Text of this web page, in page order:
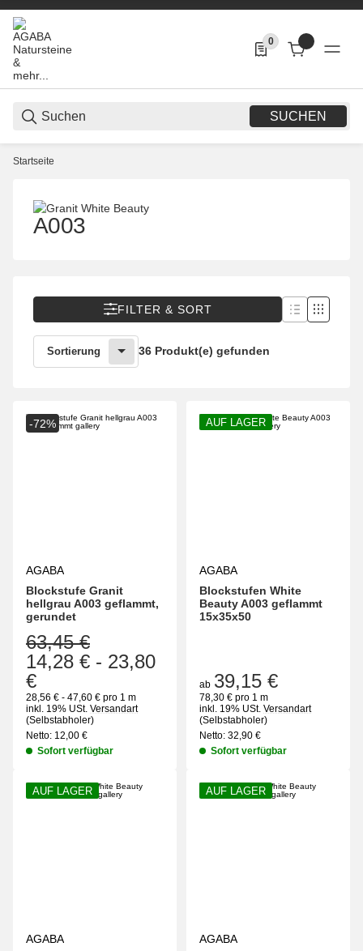
SUCHEN
0
0 Produkte in der
Startseite
A003
FILTER & SORT
Sortierung 36 Produkt(e) gefunden
-72%
AGABA
Blockstufe Granit
hellgrau A003 geflammt,
gerundet
14,28 € - 23,80
€
63,45 €
28,56 € - 47,60 € pro 1 m
inkl. 19% USt. Versandart
(Selbstabholer)
Netto: 12,00 €
Sofort verfügbar
AUF LAGER
AGABA
Blockstufen White
Beauty A003 geflammt
15x35x50
ab 39,15 €
78,30 € pro 1 m
inkl. 19% USt. Versandart
(Selbstabholer)
Netto: 32,90 €
Sofort verfügbar
AUF LAGER
AGABA
AUF LAGER
AGABA